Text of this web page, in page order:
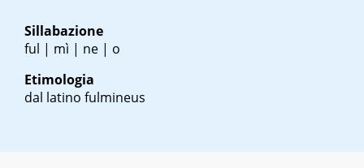
Sillabazione
ful | mì | ne | o
Etimologia
dal latino fulmineus